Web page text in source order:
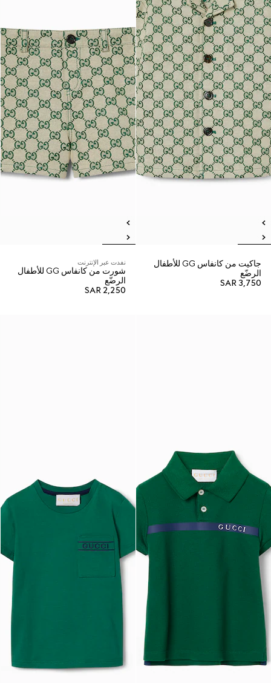
جاكيت من كانفاس GG للأطفال
الرضّع
SAR 3,750
نفدت عبر الإنترنت
شورت من كانفاس GG للأطفال
الرضّع
SAR 2,250